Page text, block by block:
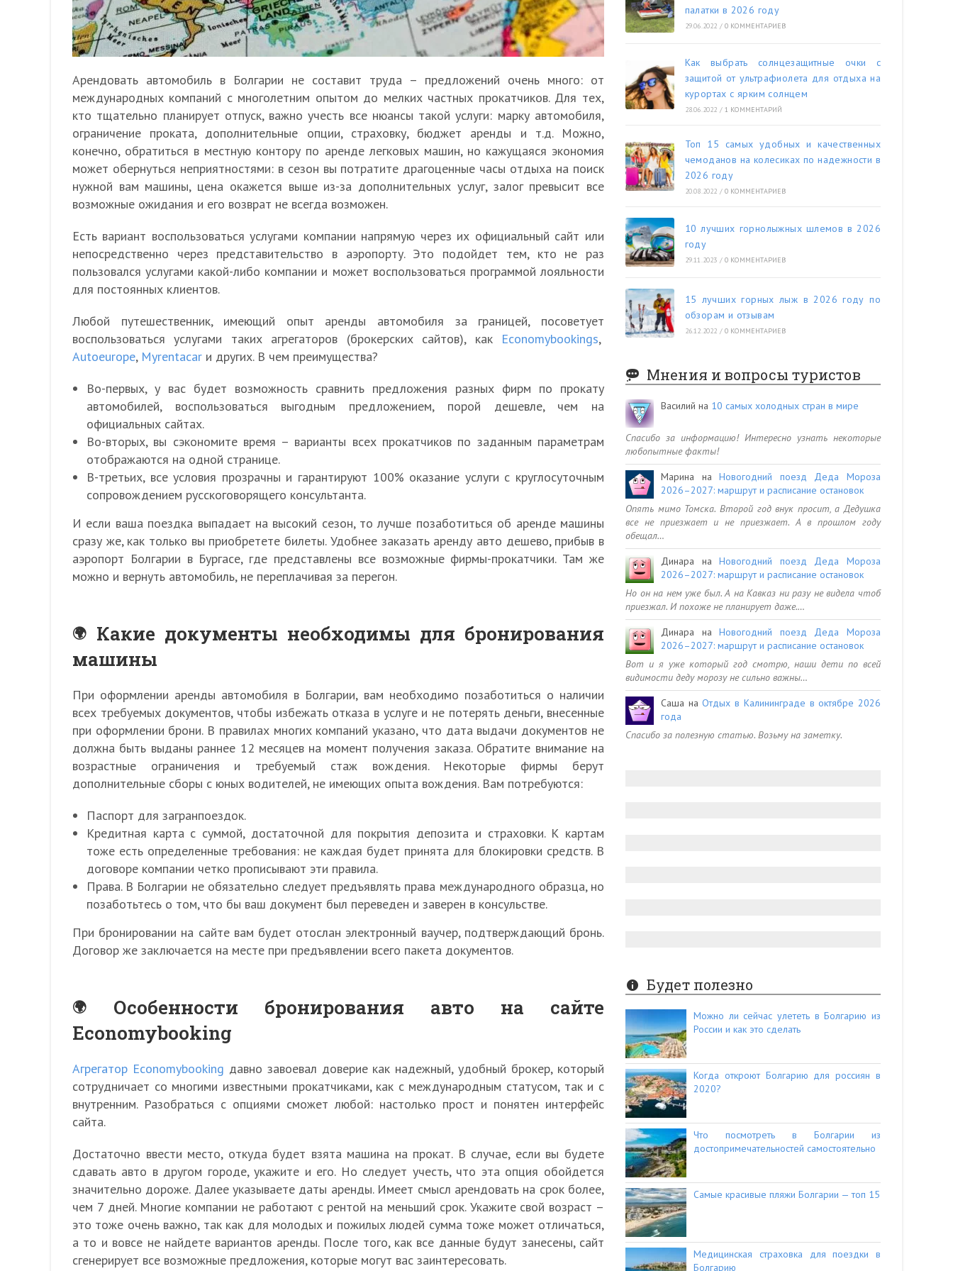
Арендовать автомобиль в Болгарии не составит труда – предложений очень много: от
международных компаний с многолетним опытом до мелких частных прокатчиков. Для тех,
кто тщательно планирует отпуск, важно учесть все нюансы такой услуги: марку автомобиля,
ограничение проката, дополнительные опции, страховку, бюджет аренды и т.д. Можно,
конечно, обратиться в местную контору по аренде легковых машин, но кажущаяся экономия
может обернуться неприятностями: в сезон вы потратите драгоценные часы отдыха на поиск
нужной вам машины, цена окажется выше из-за дополнительных услуг, залог превысит все
возможные ожидания и его возврат не всегда возможен.
Есть вариант воспользоваться услугами компании напрямую через их официальный сайт или
непосредственно через представительство в аэропорту. Это подойдет тем, кто не раз
пользовался услугами какой-либо компании и может воспользоваться программой лояльности
для постоянных клиентов.
Любой путешественник, имеющий опыт аренды автомобиля за границей, посоветует
воспользоваться услугами таких агрегаторов (брокерских сайтов), как Economybookings,
Autoeurope, Myrentacar и других. В чем преимущества?
Во-первых, у вас будет возможность сравнить предложения разных фирм по прокату
автомобилей, воспользоваться выгодным предложением, порой дешевле, чем на
официальных сайтах.
Во-вторых, вы сэкономите время – варианты всех прокатчиков по заданным параметрам
отображаются на одной странице.
В-третьих, все условия прозрачны и гарантируют 100% оказание услуги с круглосуточным
сопровождением русскоговорящего консультанта.
И если ваша поездка выпадает на высокий сезон, то лучше позаботиться об аренде машины
сразу же, как только вы приобретете билеты. Удобнее заказать аренду авто дешево, прибыв в
аэропорт Болгарии в Бургасе, где представлены все возможные фирмы-прокатчики. Там же
можно и вернуть автомобиль, не переплачивая за перегон.
Какие документы необходимы для бронирования
машины
При оформлении аренды автомобиля в Болгарии, вам необходимо позаботиться о наличии
всех требуемых документов, чтобы избежать отказа в услуге и не потерять деньги, внесенные
при оформлении брони. В правилах многих компаний указано, что дата выдачи документов не
должна быть выданы раннее 12 месяцев на момент получения заказа. Обратите внимание на
возрастные ограничения и требуемый стаж вождения. Некоторые фирмы берут
дополнительные сборы с юных водителей, не имеющих опыта вождения. Вам потребуются:
Паспорт для загранпоездок.
Кредитная карта с суммой, достаточной для покрытия депозита и страховки. К картам
тоже есть определенные требования: не каждая будет принята для блокировки средств. В
договоре компании четко прописывают эти правила.
Права. В Болгарии не обязательно следует предъявлять права международного образца, но
позаботьтесь о том, что бы ваш документ был переведен и заверен в консульстве.
При бронировании на сайте вам будет отослан электронный ваучер, подтверждающий бронь.
Договор же заключается на месте при предъявлении всего пакета документов.
Особенности бронирования авто на сайте
Economybooking
Агрегатор Economybooking давно завоевал доверие как надежный, удобный брокер, который
сотрудничает со многими известными прокатчиками, как с международным статусом, так и с
внутренним. Разобраться с опциями сможет любой: настолько прост и понятен интерфейс
сайта.
Достаточно ввести место, откуда будет взята машина на прокат. В случае, если вы будете
сдавать авто в другом городе, укажите и его. Но следует учесть, что эта опция обойдется
значительно дороже. Далее указываете даты аренды. Имеет смысл арендовать на срок более,
чем 7 дней. Многие компании не работают с рентой на меньший срок. Укажите свой возраст –
это тоже очень важно, так как для молодых и пожилых людей сумма тоже может отличаться,
а то и вовсе не найдете вариантов аренды. После того, как все данные будут занесены, сайт
сгенерирует все возможные предложения, которые могут вас заинтересовать.
палатки в 2026 году
29.06.2022 / 0 КОММЕНТАРИЕВ
Как выбрать солнцезащитные очки с
защитой от ультрафиолета для отдыха на
курортах с ярким солнцем
28.06.2022 / 1 КОММЕНТАРИЙ
Топ 15 самых удобных и качественных
чемоданов на колесиках по надежности в
2026 году
20.08.2022 / 0 КОММЕНТАРИЕВ
10 лучших горнолыжных шлемов в 2026
году
29.11.2023 / 0 КОММЕНТАРИЕВ
15 лучших горных лыж в 2026 году по
обзорам и отзывам
26.12.2022 / 0 КОММЕНТАРИЕВ
Мнения и вопросы туристов
Василий на 10 самых холодных стран в мире
Спасибо за информацию! Интересно узнать некоторые
любопытные факты!
Марина наНовогодний поезд Деда Мороза
2026–2027: маршрут и расписание остановок
Опять мимо Томска. Второй год внук просит, а Дедушка
все не приезжает и не приезжает. А в прошлом году
обещал…
Динара наНовогодний поезд Деда Мороза
2026–2027: маршрут и расписание остановок
Но он на нем уже был. А на Кавказ ни разу не видела чтоб
приезжал. И похоже не планирует даже.…
Динара наНовогодний поезд Деда Мороза
2026–2027: маршрут и расписание остановок
Вот и я уже который год смотрю, наши дети по всей
видимости деду морозу не сильно важны…
Саша наОтдых в Калининграде в октябре 2026
года
Спасибо за полезную статью. Возьму на заметку.
Будет полезно
Можно ли сейчас улететь в Болгарию из
России и как это сделать
Когда откроют Болгарию для россиян в
2020?
Что посмотреть в Болгарии из
достопримечательностей самостоятельно
Самые красивые пляжи Болгарии — топ 15
Медицинская страховка для поездки в
Болгарию